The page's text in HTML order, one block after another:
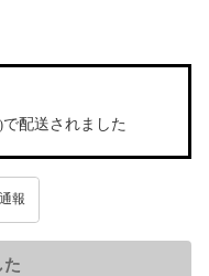
で配送されました
通報
た